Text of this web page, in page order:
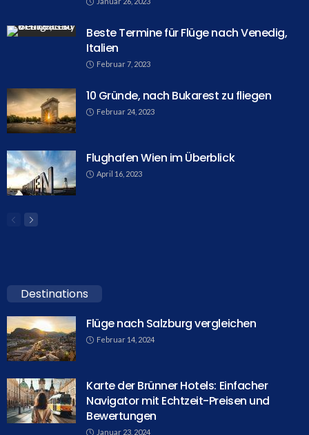
Beste Termine für Flüge nach Venedig,
Italien
Februar 7, 2023
10 Gründe, nach Bukarest zu fliegen
Februar 24, 2023
Flughafen Wien im Überblick
April 16, 2023
Destinations
Flüge nach Salzburg vergleichen
Februar 14, 2024
Karte der Brünner Hotels: Einfacher
Navigator mit Echtzeit-Preisen und
Bewertungen
Januar 23, 2024